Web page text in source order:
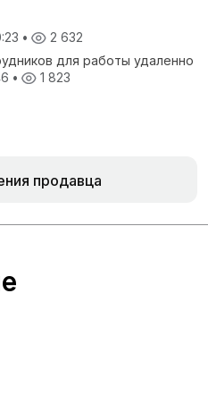
•
2 632
для работы удаленно
• 1 823
продавца